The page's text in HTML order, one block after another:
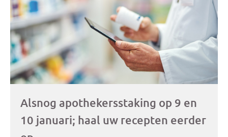
Alsnog apothekersstaking op 9 en
10 januari; haal uw recepten eerder